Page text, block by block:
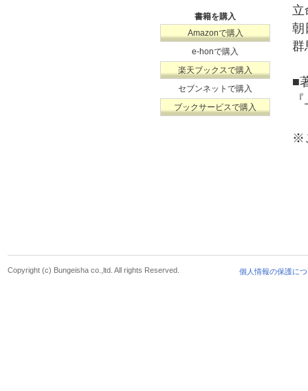
書籍を購入
Amazonで購入
e-honで購入
楽天ブックスで購入
セブンネットで購入
ブックサービスで購入
立
朝
群
■
※
個人情報の保護に
Copyright (c) Bungeisha co.,ltd. All rights Reserved.